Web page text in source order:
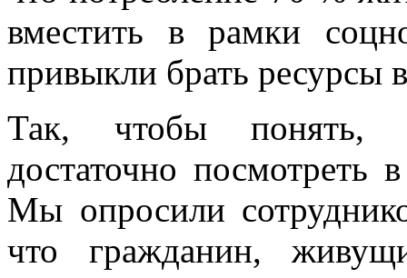
вместить в рамки
привыкли брать ресурсы
Так, чтобы понять,
достаточно посмотреть
Мы опросили
что гражданин,